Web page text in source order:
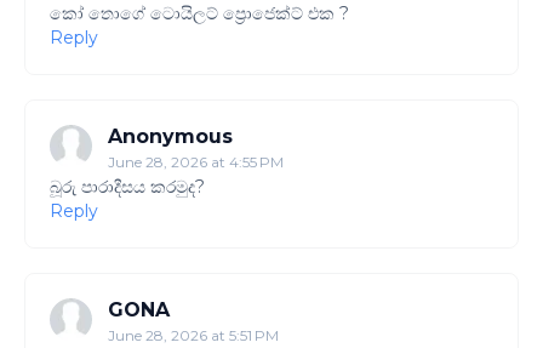
කෝ තොගේ ටොයිලට් ප්‍රොජෙක්ට් එක ?
Reply
Anonymous
June 28, 2026 at 4:55 PM
බූරු පාරාදීසය කරමුද?
Reply
GONA
June 28, 2026 at 5:51 PM